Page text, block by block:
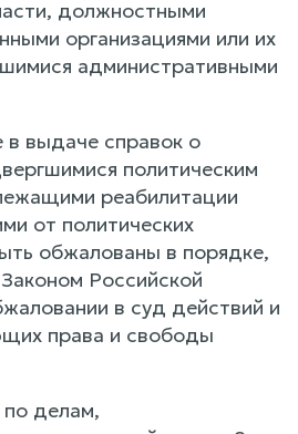
должностными
организациями или их
административными
в выдаче справок о
политическим
реабилитации
от политических
обжалованы в порядке,
Российской
в суд действий и
права и свободы
делам,